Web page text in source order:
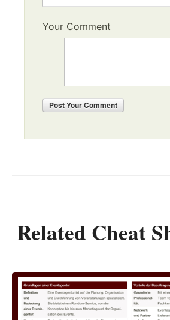
Your Comment
PostYour Comment
Related Cheat